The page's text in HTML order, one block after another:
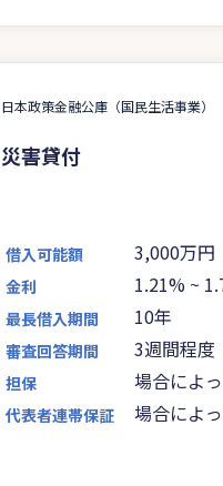
日本政策金融公庫（国民生活事業）
災害貸付
借入可能額 3,000万円
金利 1.21% ~
最長借入期間 10年
審査回答期間 3週間程度
担保 場合によ
代表者連帯保証 場合によ